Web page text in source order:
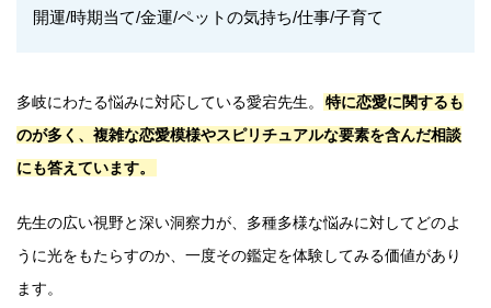
開運/時期当て/金運/ペットの気持ち/仕事/子育て
多岐にわたる悩みに対応している愛宕先生。
特に恋愛に関するも
のが多く、複雑な恋愛模様やスピリチュアルな要素を含んだ相談
にも答えています。
先生の広い視野と深い洞察力が、多種多様な悩みに対してどのよ
うに光をもたらすのか、一度その鑑定を体験してみる価値があり
ます。